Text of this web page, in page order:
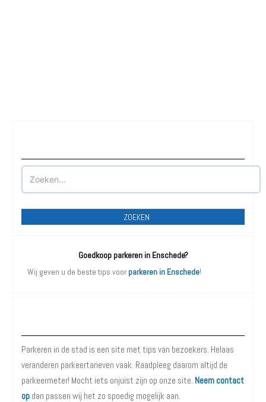
ZOEKEN
Goedkoop parkeren in Enschede?
Wij geven u de beste tips voor parkeren in Enschede!
Parkeren in de stad is een site met tips van bezoekers. Helaas
veranderen parkeertarieven vaak. Raadpleeg daarom altijd de
parkeermeter! Mocht iets onjuist zijn op onze site. Neem contact
op dan passen wij het zo spoedig mogelijk aan.